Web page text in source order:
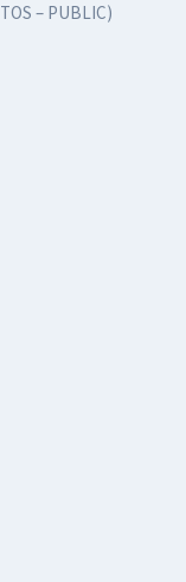
– PUBLIC)